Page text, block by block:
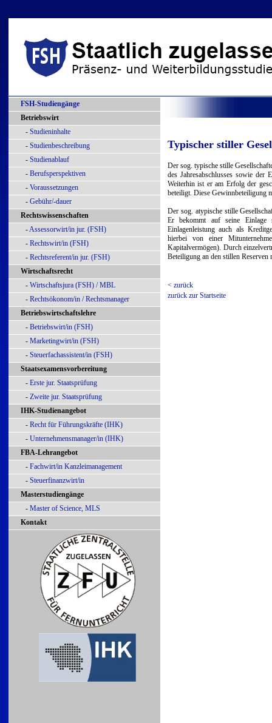
FSH-Studiengänge
Betriebswirt
- Studieninhalte
- Studienbeschreibung
- Studienablauf
- Berufsperspektiven
- Voraussetzungen
- Gebühr/-dauer
Rechtswissenschaften
-Assessorwirt/in jur. (FSH)
- Rechtswirt/in (FSH)
- Rechtsreferent/in jur. (FSH)
Wirtschaftsrecht
- Wirtschaftsjura (FSH) / MBL
- Rechtsökonom/in / Rechtsmanager
Betriebswirtschaftslehre
- Betriebswirt/in (FSH)
- Marketingwirt/in (FSH)
- Steuerfachassistent/in (FSH)
Staatsexamensvorbereitung
- Erste jur. Staatsprüfung
- Zweite jur. Staatsprüfung
IHK-Studienangebot
- Recht für Führungskräfte (IHK)
- Unternehmensmanager/in (IHK)
FBA-Lehrangebot
- Fachwirt/in Kanzleimanagement
- Steuerfinanzwirt/in
Masterstudiengänge
- Master of Science, MLS
Kontakt
Typischer stiller
Der sog. typische stille
des Jahresabschlusses sowie der
Weiterhin ist er am Erfolgder
beteiligt. Diese Gewinnbeteiligung
Der sog. atypische stille
Er bekommt auf seine Einlage
Einlagenleistung auch als
hierbei von einer
Kapitalvermögen). Durch
Beteiligung an den stillen Reserven
< zurück
zurück zur Startseite